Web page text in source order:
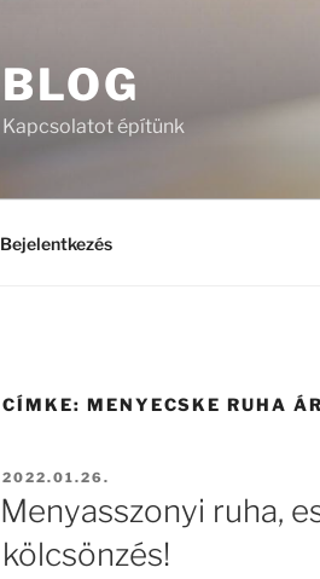
BLOG
Kapcsolatot építünk
Bejelentkezés
CÍMKE: MENYECSKE RUHA
BEKÜLDVE:
2022.01.26.
Menyasszonyi ruha,
kölcsönzés!